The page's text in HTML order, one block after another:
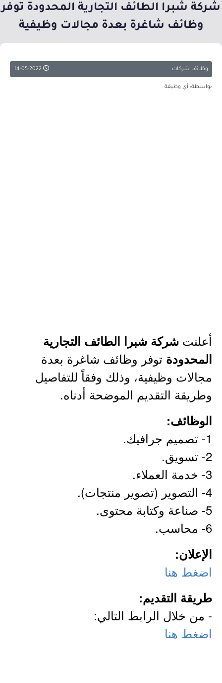
شركة شبرا الطائف التجارية المحدودة توفر
وظائف شاغرة بعدة مجالات وظيفية
وظائف شركات
بواسطة: أي وظيفة
أعلنت شركة شبرا الطائف التجارية
المحدودة توفر وظائف شاغرة بعدة
مجالات وظيفية، وذلك وفقاً للتفاصيل
وطريقة التقديم الموضحة أدناه.
الوظائف:
1- تصميم جرافيك.
2- تسويق.
3- خدمة العملاء.
4- التصوير (تصوير منتجات).
5- صناعة وكتابة محتوى.
6- محاسب.
الإعلان:
اضغط هنا
طريقة التقديم:
- من خلال الرابط التالي:
اضغط هنا